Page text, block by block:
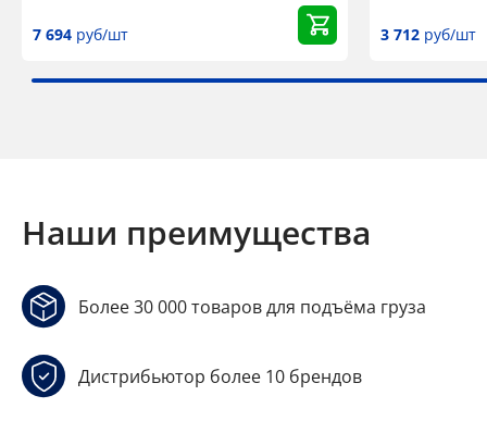
7 694 руб/шт 3 712 руб/шт
Наши преимущества
Более 30 000 товаров для подъёма груза
Дистрибьютор более 10 брендов